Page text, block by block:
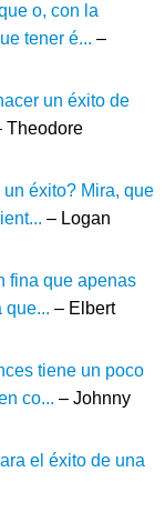
o, con la
tener é... –
un éxito de
Theodore
éxito? Mira, que
– Logan
fina que apenas
que... – Elbert
tiene un poco
co... – Johnny
el éxito de una